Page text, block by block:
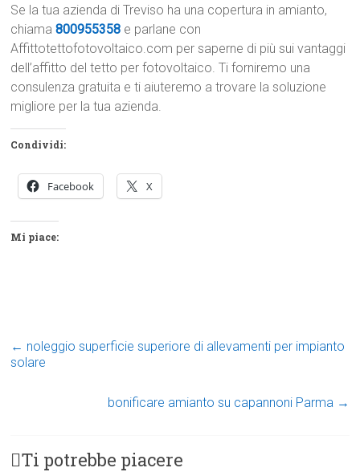
Se la tua azienda di Treviso ha una copertura in amianto,
chiama800955358 e parlane con
Affittotettofotovoltaico.com per saperne di più sui vantaggi
dell’affitto del tetto per fotovoltaico. Ti forniremo una
consulenza gratuita e ti aiuteremo a trovare la soluzione
migliore per la tua azienda.
Condividi:
Facebook X
Mi piace:
← noleggio superficie superiore di allevamenti per impianto
solare
bonificare amianto su capannoni Parma →
Ti potrebbe piacere